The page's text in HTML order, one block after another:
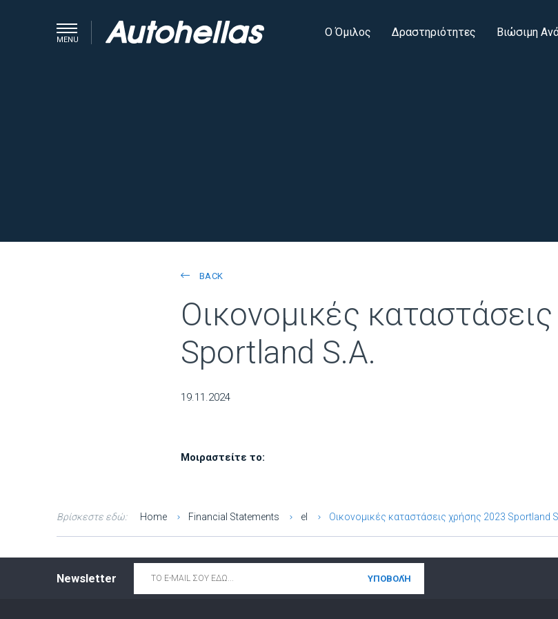
MENU
Ο Όμιλος Δραστηριότητες Βιώσιμη
BACK
Οικονομικές
Sportland S.A.
19.11.2024
Μοιραστείτε το:
Βρίσκεστε εδώ: Home Financial Statements el Οικονομικές καταστάσεις χρήσης 2023 Sportland
Newsletter